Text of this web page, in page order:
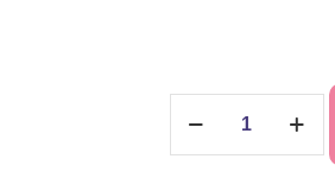
Ecografía